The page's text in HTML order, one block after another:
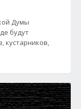
Думы
будут
кустарников,